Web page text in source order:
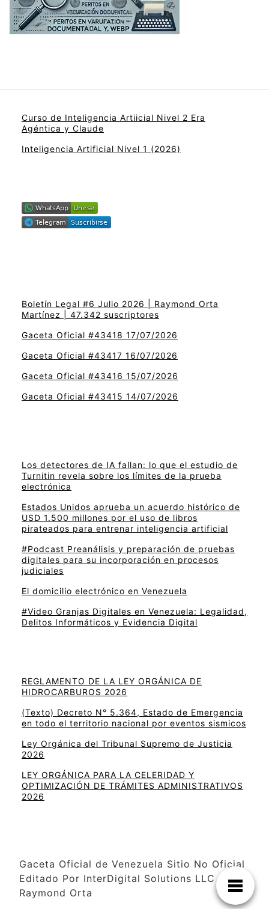
Curso de Inteligencia Artiicial Nivel 2 Era
Agéntica y Claude
Inteligencia Artificial Nivel 1 (2026)
Boletín Legal #6 Julio 2026 | Raymond Orta
Martínez | 47.342 suscriptores
Gaceta Oficial #43418 17/07/2026
Gaceta Oficial #43417 16/07/2026
Gaceta Oficial #43416 15/07/2026
Gaceta Oficial #43415 14/07/2026
Los detectores de IA fallan: lo que el estudio de
Turnitin revela sobre los límites de la prueba
electrónica
Estados Unidos aprueba un acuerdo histórico de
USD 1.500 millones por el uso de libros
pirateados para entrenar inteligencia artificial
#Podcast Preanálisis y preparación de pruebas
digitales para su incorporación en procesos
judiciales
El domicilio electrónico en Venezuela
#Video Granjas Digitales en Venezuela: Legalidad,
Delitos Informáticos y Evidencia Digital
REGLAMENTO DE LA LEY ORGÁNICA DE
HIDROCARBUROS 2026
(Texto) Decreto N° 5.364, Estado de Emergencia
en todo el territorio nacional por eventos sismicos
Ley Orgánica del Tribunal Supremo de Justicia
2026
LEY ORGÁNICA PARA LA CELERIDAD Y
OPTIMIZACIÓN DE TRÁMITES ADMINISTRATIVOS
2026
Gaceta Oficial de Venezuela Sitio No Oficial
Editado Por InterDigital Solutions LLC –
Raymond Orta